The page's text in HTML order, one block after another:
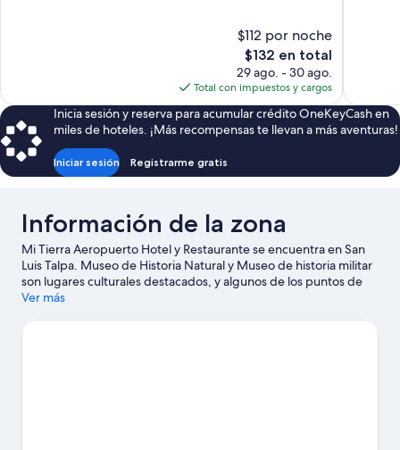
$112 por noche
El
precio
actual
es
de
$132
$132 en total
29 ago. - 30 ago.
Total con impuestos y cargos
Inicia sesión y reserva para acumular crédito OneKeyCash en
miles de hoteles. ¡Más recompensas te llevan a más aventuras!
Iniciar sesión Registrarme gratis
Información de la zona
Mi Tierra Aeropuerto Hotel y Restaurante se encuentra en San
Luis Talpa. Museo de Historia Natural y Museo de historia militar
son lugares culturales destacados, y algunos de los puntos de
interés del área incluyen Parque de atracciones Sunset Park y
partido mientras estás en la ciudad? Consulta el calendario de
Ver más